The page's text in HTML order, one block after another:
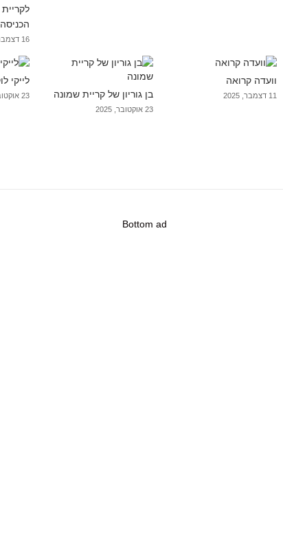
הכניסה.
16 דצמבר, 2025
וועדה קרואה
11 דצמבר, 2025 בן גוריון של קריית שמונה
23 אוקטובר, 2025
לייקי
23 אוקטובר, 2025
Bottom ad